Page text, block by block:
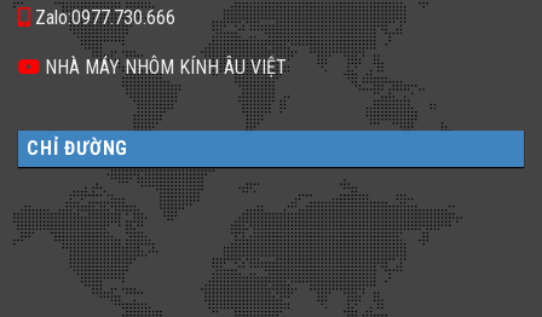
Zalo:0977.730.666
NHÀ MÁY NHÔM KÍNH ÂU VIỆT
CHỈ ĐƯỜNG